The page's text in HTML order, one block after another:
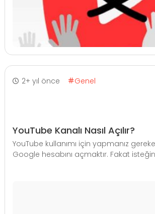
2+ yıl önce Genel
YouTube Kanalı Nasıl Açılır?
YouTube kullanımı için yapmanız
Google hesabını açmaktır. Fakat